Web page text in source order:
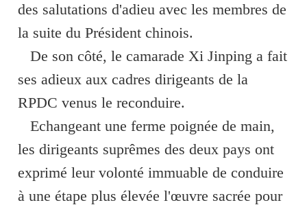
des salutations d'adieu avec les membres de
la suite du Président chinois.
De son côté, le camarade Xi Jinping a fait
ses adieux aux cadres dirigeants de la
RPDC venus le reconduire.
Echangeant une ferme poignée de main,
les dirigeants suprêmes des deux pays ont
exprimé leur volonté immuable de conduire
à une étape plus élevée l'œuvre sacrée pour